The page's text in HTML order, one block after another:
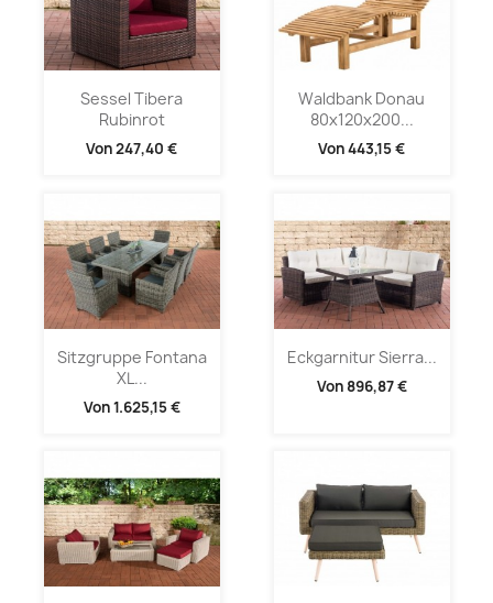
Sessel Tibera
Rubinrot
Von247,40 €
Waldbank Donau
80x120x200...
Von443,15 €
Sitzgruppe Fontana
XL...
Von1.625,15 €
Eckgarnitur Sierra...
Von 896,87 €